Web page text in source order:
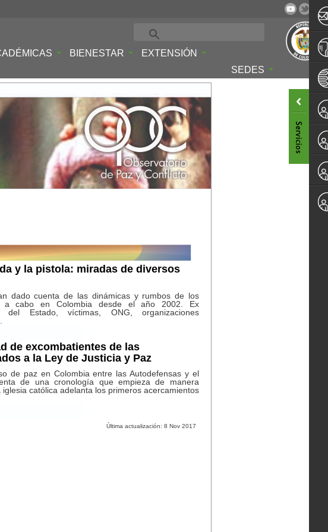
BIENESTAR
EXTENSIÓN
SEDES
y la pistola: miradas de diversos
dado cuenta de las dinámicas y rumbos de los
a cabo en Colombia desde el año 2002. Ex
del Estado, víctimas, ONG, organizaciones
de excombatientes de las
a la Ley de Justicia y Paz
de paz en Colombia entre las Autodefensas y el
de una cronología que empieza de manera
católica adelanta los primeros acercamientos
Última actualización: 8 Nov 2017